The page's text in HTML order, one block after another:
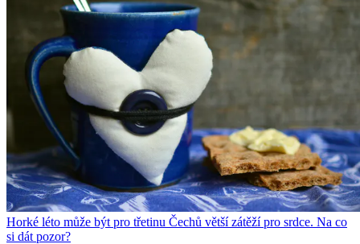
Horké léto může být pro třetinu Čechů větší zátěží pro srdce. Na co
si dát pozor?